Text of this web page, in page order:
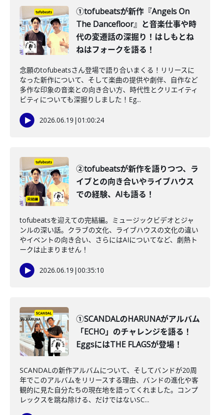
①tofubeatsが新作『Angels On
The Dancefloor』と音楽仕事や時
代の変遷話の深掘り！はしもとね
ねはフォークを語る！
念願のtofubeatsさん登場で語り合いまくる！リリースに
なった新作について、そして楽曲の提供や劇伴、自作など
多作な印象の音楽との向き合い方、時代性とクリエイティ
ビティについても深掘りしました！Eg...
2026.06.19 |01:00:24
②tofubeatsが新作を語りつつ、ラ
イブとの向き合いやライブハウス
での経験、AIも語る！
tofubeatsを迎えての完結編。ミュージックビデオとジャ
ンルの深い話。クラブの文化、ライブハウスの文化の違い
やイベントの向き合い、さらにはAIについてなど、劇熱ト
ークは止まりません！
2026.06.19 |00:35:10
①SCANDALのHARUNAがアルバム
「ECHO」のチャレンジを語る！
EggsにはTHE FLAGSが登場！
SCANDALの新作アルバムについて、そしてバンドが20周
年でこのアルバムをリリースする理由、バンドの進化や客
観的に見た自分たちの現在地を語ってくれました。コンプ
レックスを跳ね除ける、だけではないSC...